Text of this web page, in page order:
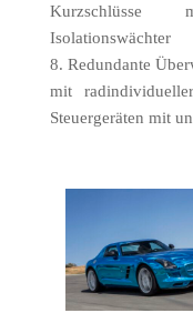
Kurzschlüsse
Isolationswächter
8. Redundante
mit
Steuergeräten mit